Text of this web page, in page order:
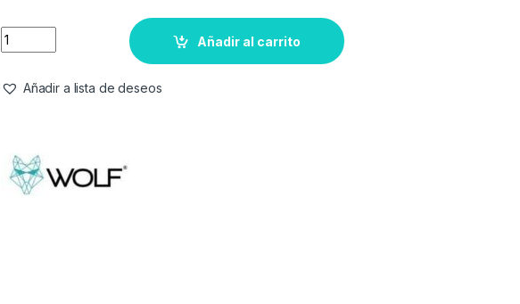
Añadir al carrito
Añadir a lista de deseos